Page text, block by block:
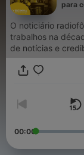
para
O noticiário
trabalhos na
de notícias e
00:00